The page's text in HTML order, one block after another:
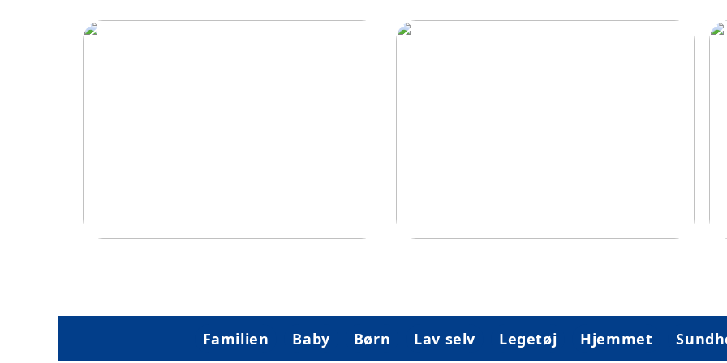
Familien Baby Børn Lav selv Legetøj Hjemmet